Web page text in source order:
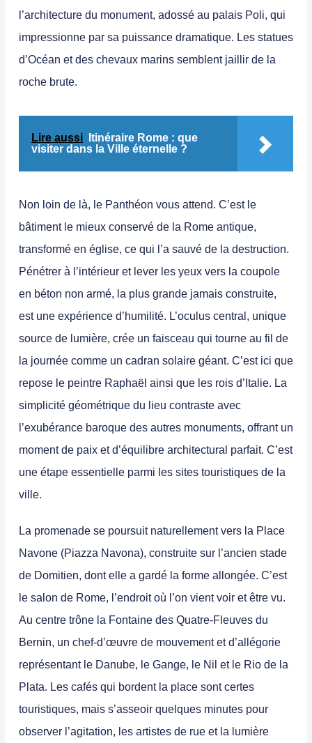
l’architecture du monument, adossé au palais Poli, qui
impressionne par sa puissance dramatique. Les statues
d’Océan et des chevaux marins semblent jaillir de la
roche brute.
Lire aussi
Itinéraire Rome : que
visiter dans la Ville éternelle ?
Non loin de là, le Panthéon vous attend. C’est le
bâtiment le mieux conservé de la Rome antique,
transformé en église, ce qui l’a sauvé de la destruction.
Pénétrer à l’intérieur et lever les yeux vers la coupole
en béton non armé, la plus grande jamais construite,
est une expérience d’humilité. L’oculus central, unique
source de lumière, crée un faisceau qui tourne au fil de
la journée comme un cadran solaire géant. C’est ici que
repose le peintre Raphaël ainsi que les rois d’Italie. La
simplicité géométrique du lieu contraste avec
l’exubérance baroque des autres monuments, offrant un
moment de paix et d’équilibre architectural parfait. C’est
une étape essentielle parmi les sites touristiques de la
ville.
La promenade se poursuit naturellement vers la Place
Navone (Piazza Navona), construite sur l’ancien stade
de Domitien, dont elle a gardé la forme allongée. C’est
le salon de Rome, l’endroit où l’on vient voir et être vu.
Au centre trône la Fontaine des Quatre-Fleuves du
Bernin, un chef-d’œuvre de mouvement et d’allégorie
représentant le Danube, le Gange, le Nil et le Rio de la
Plata. Les cafés qui bordent la place sont certes
touristiques, mais s’asseoir quelques minutes pour
observer l’agitation, les artistes de rue et la lumière